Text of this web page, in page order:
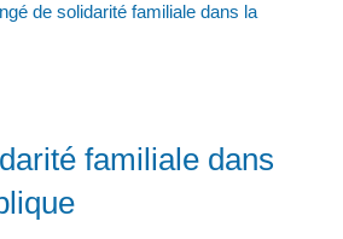
de solidarité familiale dans la
familiale dans